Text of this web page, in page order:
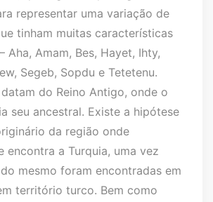
representar uma variação de
tinham muitas características
Aha, Amam, Bes, Hayet, Ihty,
Segeb, Sopdu e Tetetenu.
do Reino Antigo, onde o
seu ancestral. Existe a hipótese
da região onde
encontra a Turquia, uma vez
mesmo foram encontradas em
território turco. Bem como